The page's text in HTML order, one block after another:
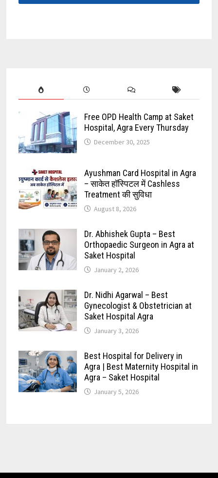
Free OPD Health Camp at Saket
Hospital, Agra Every Thursday
December 30, 2025
Ayushman Card Hospital in Agra
– साकेत हॉस्पिटल में Cashless
Treatment की सुविधा
August 8, 2026
Dr. Abhishek Gupta – Best
Orthopaedic Surgeon in Agra at
Saket Hospital
January 2, 2026
Dr. Nidhi Agarwal – Best
Gynecologist & Obstetrician at
Saket Hospital Agra
January 3, 2026
Best Hospital for Delivery in
Agra | Best Maternity Hospital in
Agra – Saket Hospital
January 5, 2026